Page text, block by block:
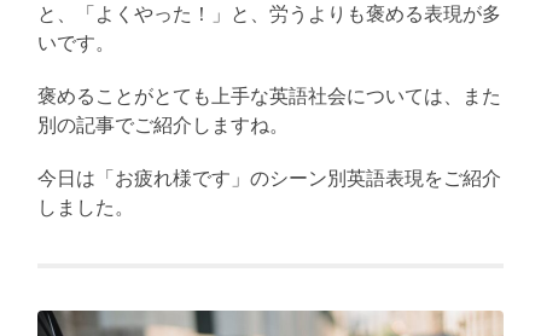
と、「よくやった！」と、労うよりも褒める表現が多
いです。
褒めることがとても上手な英語社会については、また
別の記事でご紹介しますね。
今日は「お疲れ様です」のシーン別英語表現をご紹介
しました。